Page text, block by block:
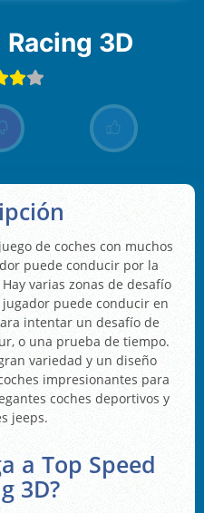
Racing 3D
de coches con muchos
puede conducir por la
varias zonas de desafío
puede conducir en
intentar un desafío de
o una prueba de tiempo.
variedad y un diseño
impresionantes para
coches deportivos y
jeeps.
a Top Speed
3D?